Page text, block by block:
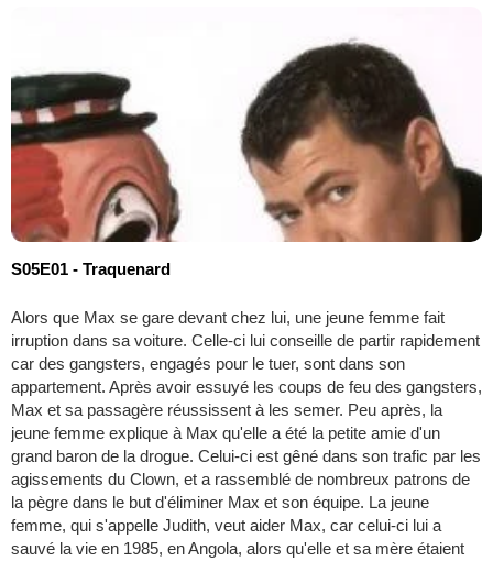
S05E01 - Traquenard
Alors que Max se gare devant chez lui, une jeune femme fait
irruption dans sa voiture. Celle-ci lui conseille de partir rapidement
car des gangsters, engagés pour le tuer, sont dans son
appartement. Après avoir essuyé les coups de feu des gangsters,
Max et sa passagère réussissent à les semer. Peu après, la
jeune femme explique à Max qu'elle a été la petite amie d'un
grand baron de la drogue. Celui-ci est gêné dans son trafic par les
agissements du Clown, et a rassemblé de nombreux patrons de
la pègre dans le but d'éliminer Max et son équipe. La jeune
femme, qui s'appelle Judith, veut aider Max, car celui-ci lui a
sauvé la vie en 1985, en Angola, alors qu'elle et sa mère étaient